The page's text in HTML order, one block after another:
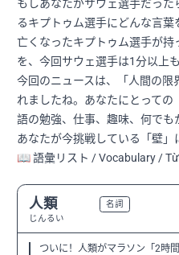
もしあなたがサウェ選手だっ
るキプトゥム選手にどんな言葉
亡くなったキプトゥム選手が
を、今回サウェ選手は1分以上
今回のニュースは、「人間の限
れましたね。あなたにとって
語の勉強、仕事、趣味、何でも
あなたが今挑戦している「壁」
📖 語彙リスト / Vocabulary /
人類
じんるい
名詞
ついに！人類がマラソン「2時